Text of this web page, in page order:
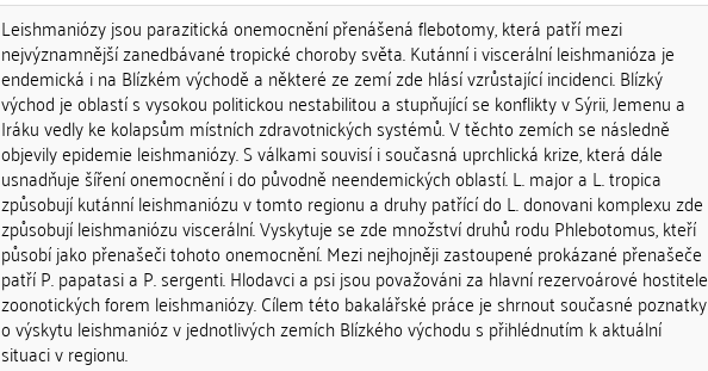
Leishmaniózy jsou parazitická onemocnění přenášená flebotomy, která patří mezi
nejvýznamnější zanedbávané tropické choroby světa. Kutánní i viscerální leishmanióza je
endemická i na Blízkém východě a některé ze zemí zde hlásí vzrůstající incidenci. Blízký
východ je oblastí s vysokou politickou nestabilitou a stupňující se konflikty v Sýrii, Jemenu a
Iráku vedly ke kolapsům místních zdravotnických systémů. V těchto zemích se následně
objevily epidemie leishmaniózy. S válkami souvisí i současná uprchlická krize, která dále
usnadňuje šíření onemocnění i do původně neendemických oblastí. L. major a L. tropica
způsobují kutánní leishmaniózu v tomto regionu a druhy patřící do L. donovani komplexu zde
způsobují leishmaniózu viscerální. Vyskytuje se zde množství druhů rodu Phlebotomus, kteří
působí jako přenašeči tohoto onemocnění. Mezi nejhojněji zastoupené prokázané přenašeče
patří P. papatasi a P. sergenti. Hlodavci a psi jsou považováni za hlavní rezervoárové hostitele
zoonotických forem leishmaniózy. Cílem této bakalářské práce je shrnout současné poznatky
o výskytu leishmanióz v jednotlivých zemích Blízkého východu s přihlédnutím k aktuální
situaci v regionu.